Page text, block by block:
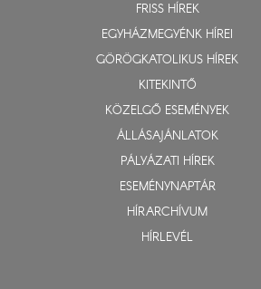
FRISS HÍREK
EGYHÁZMEGYÉNK HÍREI
GÖRÖGKATOLIKUS HÍREK
KITEKINTŐ
KÖZELGŐ ESEMÉNYEK
ÁLLÁSAJÁNLATOK
PÁLYÁZATI HÍREK
ESEMÉNYNAPTÁR
HÍRARCHÍVUM
HÍRLEVÉL